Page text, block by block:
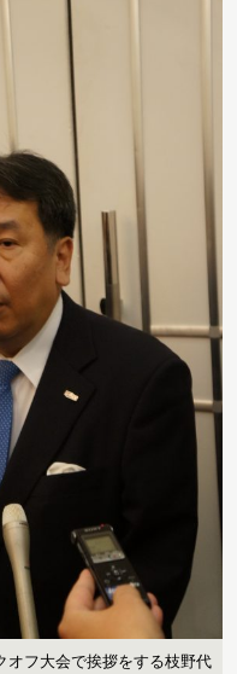
オフ大会で挨拶をする枝野代